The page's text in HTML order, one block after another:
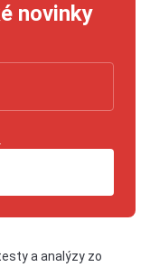
novinky
.
a analýzy zo